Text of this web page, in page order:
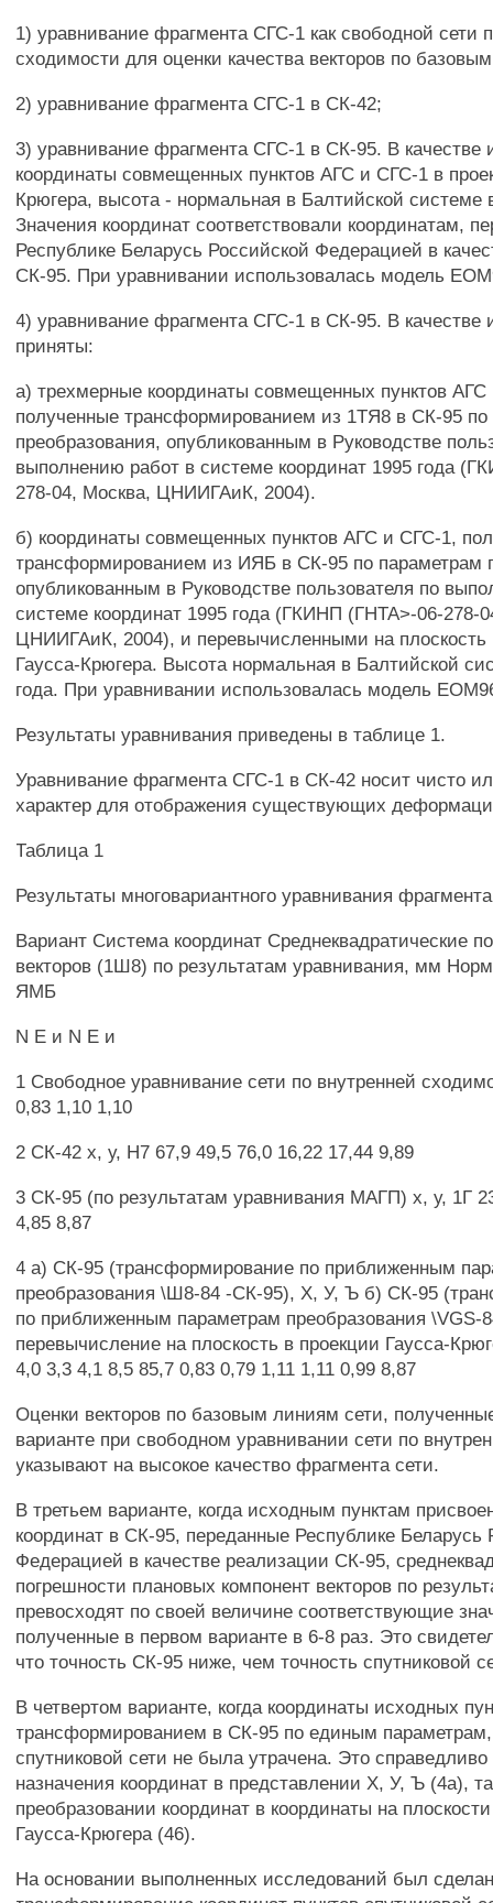
1) уравнивание фрагмента СГС-1 как свободной сети
сходимости для оценки качества векторов по
2) уравнивание фрагмента СГС-1 в СК-42;
3) уравнивание фрагмента СГС-1 в СК-95. В качестве
координаты совмещенных пунктов АГС и СГС-1 в
Крюгера, высота - нормальная в Балтийской системе
Значения координат соответствовали координатам,
Республике Беларусь Российской Федерацией в
СК-95. При уравнивании использовалась модель
4) уравнивание фрагмента СГС-1 в СК-95. В качестве
приняты:
а) трехмерные координаты совмещенных пунктов
полученные трансформированием из 1ТЯ8 в СК-95 по
преобразования, опубликованным в Руководстве
выполнению работ в системе координат 1995 года
278-04, Москва, ЦНИИГАиК, 2004).
б) координаты совмещенных пунктов АГС и СГС-1,
трансформированием из ИЯБ в СК-95 по параметрам
опубликованным в Руководстве пользователя по
системе координат 1995 года (ГКИНП (ГНТА>-06-278-
ЦНИИГАиК, 2004), и перевычисленными на плоскость
Гаусса-Крюгера. Высота нормальная в Балтийской
года. При уравнивании использовалась модель
Результаты уравнивания приведены в таблице 1.
Уравнивание фрагмента СГС-1 в СК-42 носит чисто
характер для отображения существующих
Таблица 1
Результаты многовариантного уравнивания
Вариант Система координат Среднеквадратические
векторов (1Ш8) по результатам уравнивания, мм
ЯМБ
N Е и N Е и
1 Свободное уравнивание сети по внутренней
0,83 1,10 1,10
2 СК-42 х, у, Н7 67,9 49,5 76,0 16,22 17,44 9,89
3 СК-95 (по результатам уравнивания МАГП) х, у, 1Г
4,85 8,87
4 а) СК-95 (трансформирование по приближенным
преобразования \Ш8-84 -СК-95), X, У, Ъ б) СК-95
по приближенным параметрам преобразования \VGS-
перевычисление на плоскость в проекции Гаусса-
4,0 3,3 4,1 8,5 85,7 0,83 0,79 1,11 1,11 0,99 8,87
Оценки векторов по базовым линиям сети,
варианте при свободном уравнивании сети по
указывают на высокое качество фрагмента сети.
В третьем варианте, когда исходным пунктам
координат в СК-95, переданные Республике Беларусь
Федерацией в качестве реализации СК-95,
погрешности плановых компонент векторов по
превосходят по своей величине соответствующие
полученные в первом варианте в 6-8 раз. Это
что точность СК-95 ниже, чем точность спутниковой
В четвертом варианте, когда координаты исходных
трансформированием в СК-95 по единым параметрам,
спутниковой сети не была утрачена. Это справедливо
назначения координат в представлении X, У, Ъ (4а),
преобразовании координат в координаты на
Гаусса-Крюгера (46).
На основании выполненных исследований был